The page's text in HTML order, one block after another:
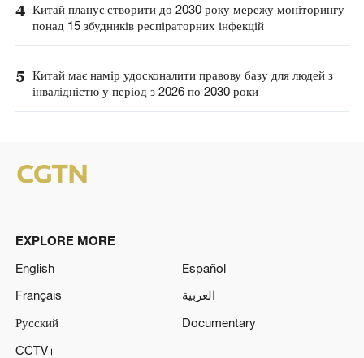
4 Китай планує створити до 2030 року мережу моніторингу
понад 15 збудників респіраторних інфекцій
5 Китай має намір удосконалити правову базу для людей з
інвалідністю у період з 2026 по 2030 роки
EXPLORE MORE
English
Español
Français
العربية
Русский
Documentary
CCTV+